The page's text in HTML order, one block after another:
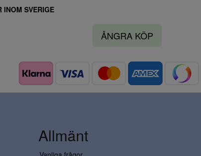
INOM SVERIGE
ÅNGRA KÖP
Allmänt